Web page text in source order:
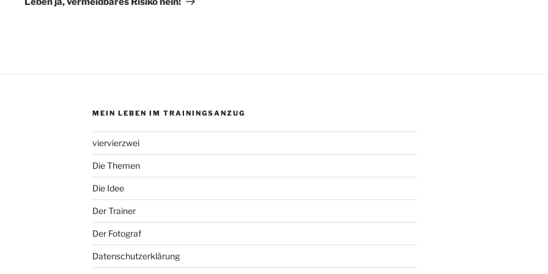
MEIN LEBEN IM TRAININGSANZUG
viervierzwei
Die Themen
Die Idee
Der Trainer
Der Fotograf
Datenschutzerklärung